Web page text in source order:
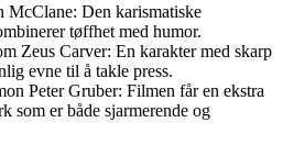
McClane: Den karismatiske
tøffhet med humor.
Zeus Carver: En karakter med skarp
evne til å takle press.
Peter Gruber: Filmen får en ekstra
som er både sjarmerende og